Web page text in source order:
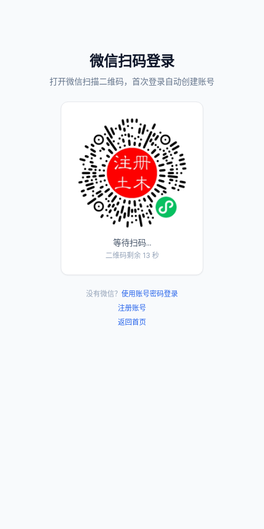
微信扫码登录
打开微信扫描二维码，首次登录自动创建账号
等待扫码...
二维码剩余 13 秒
没有微信？ 使用账号密码登录
注册账号
返回首页